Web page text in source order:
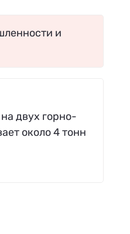
и
двух горно-
около 4 тонн